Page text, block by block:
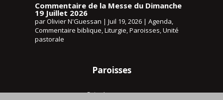
Commentaire de la Messe du Dimanche
19 Juillet 2026
parOlivier N'Guessan |Juil 19, 2026 |Agenda,
Commentaire biblique,Liturgie,Paroisses,Unité
pastorale
Paroisses
Boignée